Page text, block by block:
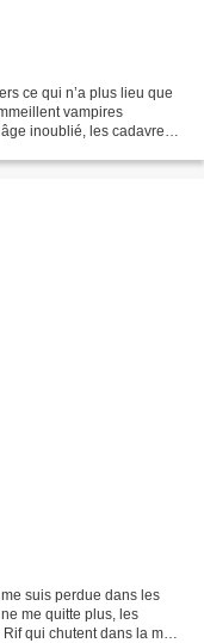
ce qui n’a plus lieu que
vampires
inoublié, les cadavres
suis perdue dans les
me quitte plus, les
qui chutent dans la mer.